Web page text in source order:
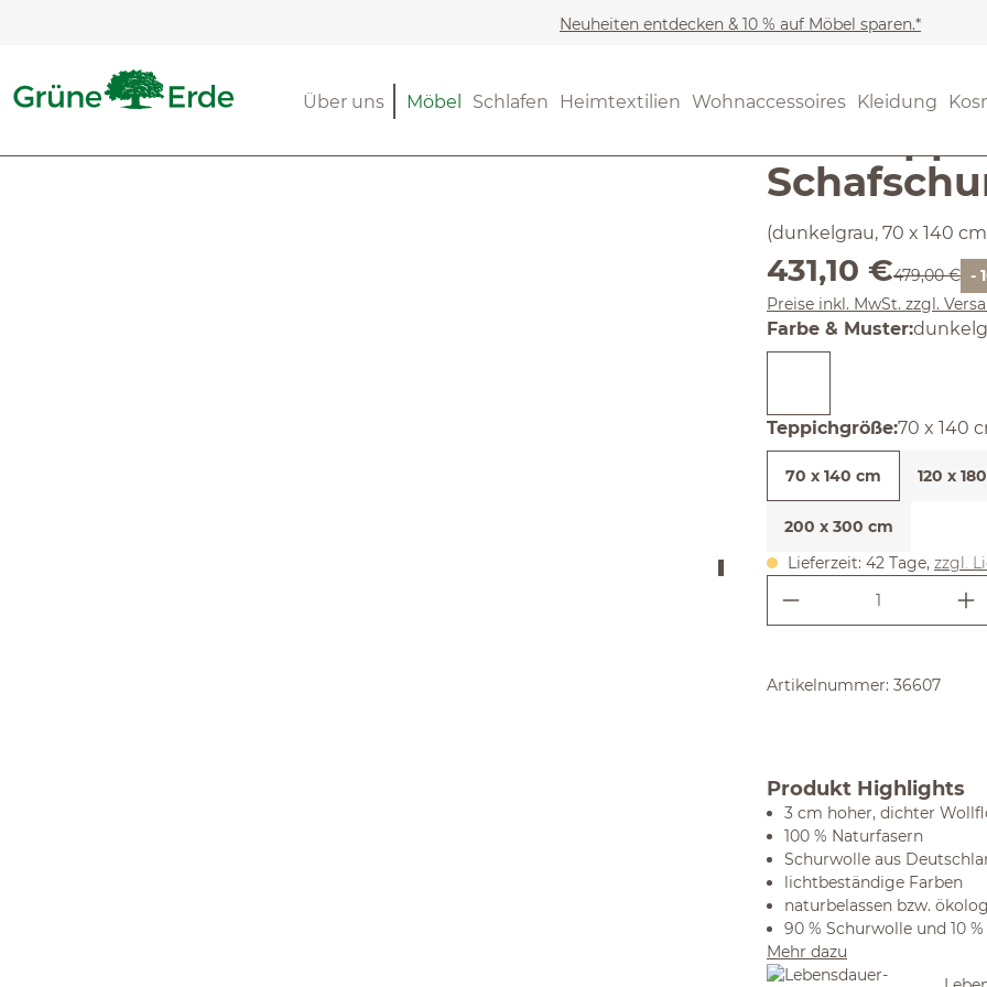
Neuheiten entdecken & 10 % auf Möbel sparen.*
Möbel Schlafen Heimtextilien Wohnaccessoires Kleidung
Über uns (4.82) 56
(dunkelgrau, 70 x 140
Verkaufspreis:
431,10 €Regulärer
479,00 € -
Preise inkl. MwSt. zzgl.
Farbe & Muster:
Teppichgröße:70 x 140
70 x 140 cm 120 x
200 x 300 cm
Lieferzeit: 42 Tage, zzgl.
Produkt
Artikelnummer: 36607
Produkt Highlights
3 cm hoher, dichter
100 % Naturfasern
Schurwolle aus
lichtbeständige Farben
naturbelassen bzw.
90 % Schurwolle und 10
Mehr dazu